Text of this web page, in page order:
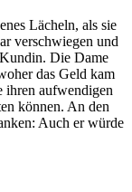
Lächeln, als sie
verschwiegen und
Die Dame
das Geld kam
ihren aufwendigen
können. An den
Auch er würde